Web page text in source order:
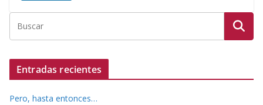
Entradas recientes
Pero, hasta entonces…